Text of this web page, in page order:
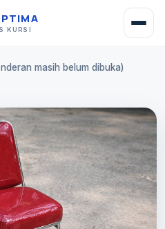
KURSI
masih belum dibuka)